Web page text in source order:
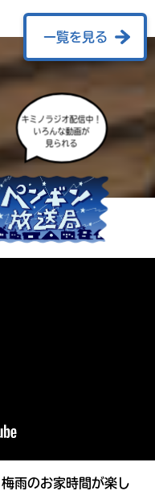
一覧を見る
キミノラジオ配信中！
いろんな動画が
見られる
雨のお家時間が楽し